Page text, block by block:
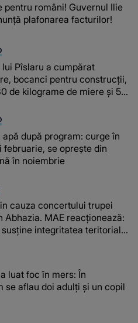
pentru români! Guvernul Ilie
plafonarea facturilor!
Pîslaru a cumpărat
bocanci pentru construcții,
de kilograme de miere și 50
apă după program: curge în
februarie, se oprește din
în noiembrie
cauza concertului trupei
Abhazia. MAE reacționează:
susține integritatea teritorială
luat foc în mers: În
se aflau doi adulți și un copil